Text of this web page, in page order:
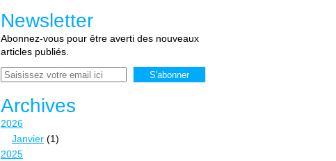
Newsletter
Abonnez-vous pour être averti des nouveaux
articles publiés.
Email
Archives
2026
Janvier (1)
2025